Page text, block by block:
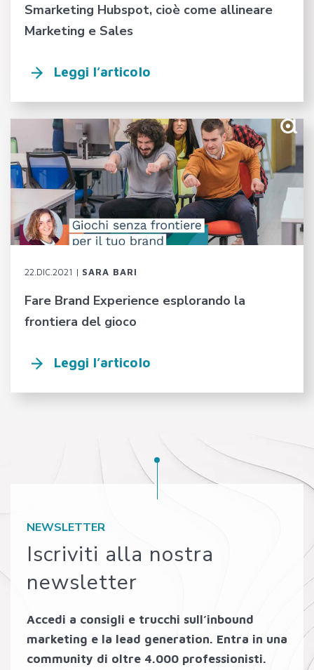
Smarketing Hubspot, cioè come allineare
Marketing e Sales
Leggi l’articolo
22.DIC.2021 | SARA BARI
Fare Brand Experience esplorando la
frontiera del gioco
Leggi l’articolo
NEWSLETTER
Iscriviti alla nostra
newsletter
Accedi a consigli e trucchi sull’inbound
marketing e la lead generation. Entra in una
community di oltre 4.000 professionisti.